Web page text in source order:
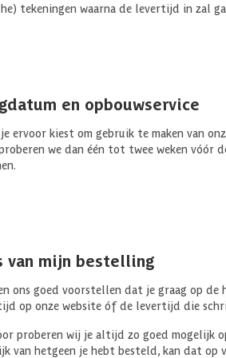
tekeningen waarna de levertijd in zal
en opbouwservice
je ervoor kiest om gebruik te maken van
we dan één tot twee weken vóór
van mijn bestelling
ons goed voorstellen dat je graag op
op onze website óf de levertijd die
proberen wij je altijd zo goed mogelijk
van hetgeen je hebt besteld, kan dat op